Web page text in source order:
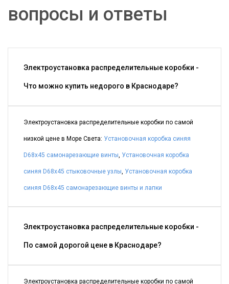
вопросы и ответы
Электроустановка распределительные коробки -
Что можно купить недорого в Краснодаре?
Электроустановка распределительные коробки по самой
низкой цене в Море Света: Установочная коробка синяя
D68x45 самонарезающие винты, Установочная коробка
синяя D68x45 стыковочные узлы, Установочная коробка
синяя D68x45 самонарезающие винты и лапки
Электроустановка распределительные коробки -
По самой дорогой цене в Краснодаре?
Электроустановка распределительные коробки по самой